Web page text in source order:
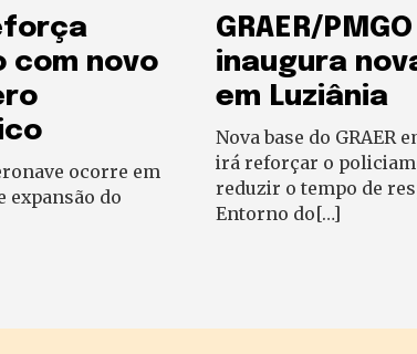
com novo
ocorre em
expansão do
GRAER/PMGO
inaugura
em Luziânia
Nova base do GRAER
irá reforçar o
reduzir o tempo de
Entorno do[…]